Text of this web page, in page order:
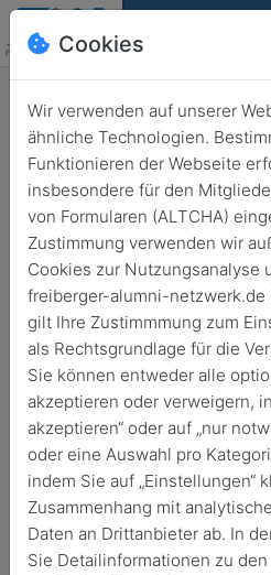
Günter Heinisch-
5. Juni 2026 von
Cookies
Wir verwenden auf unserer
ähnliche Technologien.
Funktionieren der Webseite
insbesondere für den
von Formularen (ALTCHA)
Zustimmung verwenden wir
Cookies zur Nutzungsanalyse
freiberger-alumni-netzwerk.de
gilt Ihre Zustimmmung zum
als Rechtsgrundlage für die
Sie können entweder alle
akzeptieren oder verweigern,
akzeptieren“ oder auf „nur
oder eine Auswahl pro
indem Sie auf „Einstellungen“
Zusammenhang mit
Daten an Drittanbieter ab. In
Sie Detailinformationen zu